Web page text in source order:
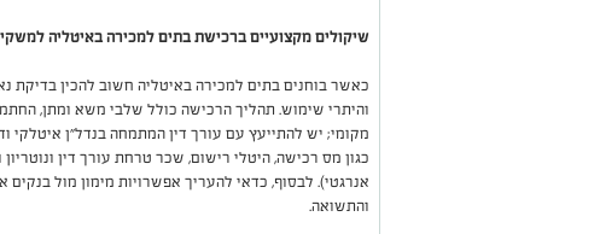
שיקולים מקצועיים ברכישת בתים למכירה באיטליה
כאשר בוחנים בתים למכירה באיטליה חשוב להכין בדיקת
והיתרי שימוש. תהליך הרכישה כולל שלבי משא ומתן,
מקומי; יש להתייעץ עם עורך דין המתמחה בנדל”ן איטלקי
אנרגטי). לבסוף, כדאי להעריך אפשרויות מימון מול
והתשואה.